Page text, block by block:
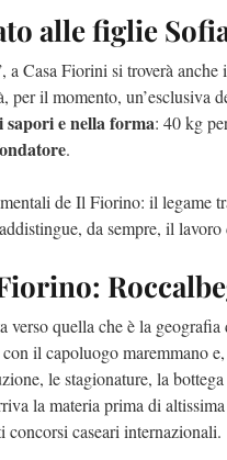
alle figlie
Casa Fiorini si troverà anche
per il momento, un’esclusiva
e nella forma: 40 kg
.
de Il Fiorino: il legame
da sempre, il
verso quella che è la
il capoluogo maremmano
le stagionature, la
la materia prima di
caseari internazionali.